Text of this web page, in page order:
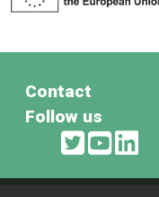
Contact
Follow us